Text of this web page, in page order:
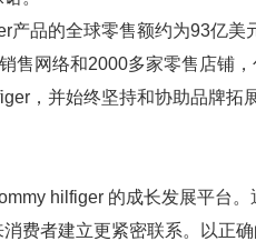
产品的全球零售额约为93亿
售网络和2000多家零售店铺
，并始终坚持和协助品牌拓
hilfiger 的成长发展平台
费者建立更紧密联系。以正